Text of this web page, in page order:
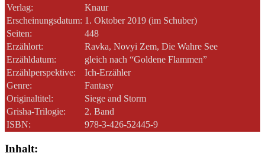
Verlag:
Knaur
Erscheinungsdatum: 1. Oktober 2019 (im Schuber)
Seiten:
448
Erzählort:
Ravka, Novyi Zem, Die Wahre See
Erzähldatum:
gleich nach “Goldene Flammen”
Erzählperspektive:
Ich-Erzähler
Genre:
Fantasy
Originaltitel:
Siege and Storm
Grisha-Trilogie:
2. Band
ISBN:
978-3-426-52445-9
Inhalt: